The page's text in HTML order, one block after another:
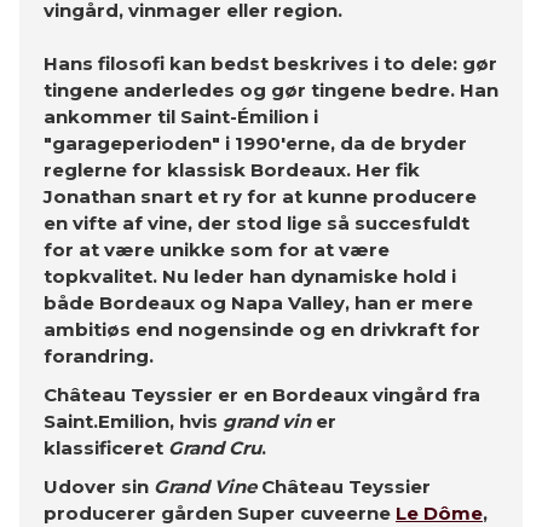
vingård, vinmager eller region.
Hans filosofi kan bedst beskrives i to dele: gør
tingene anderledes og gør tingene bedre. Han
ankommer til Saint-Émilion i
"garageperioden" i 1990'erne, da de bryder
reglerne for klassisk Bordeaux. Her fik
Jonathan snart et ry for at kunne producere
en vifte af vine, der stod lige så succesfuldt
for at være unikke som for at være
topkvalitet. Nu leder han dynamiske hold i
både Bordeaux og Napa Valley, han er mere
ambitiøs end nogensinde og en drivkraft for
forandring.
Château Teyssier er en Bordeaux vingård fra
Saint.Emilion, hvis grand viner
klassificeret Grand Cru.
Udover sin Grand VineChâteau Teyssier
producerer gården Super cuveerne Le Dôme,